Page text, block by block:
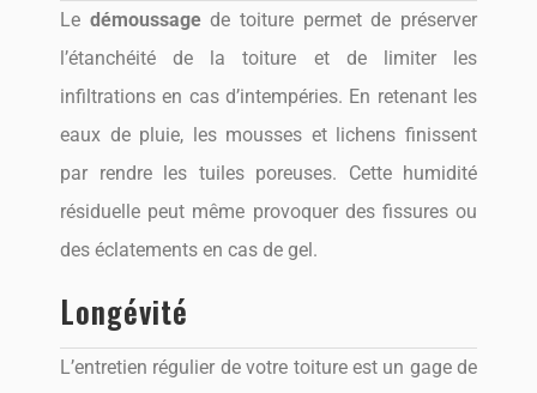
Le démoussagede toiture permet de préserver
l’étanchéité de la toiture et de limiter les
infiltrations en cas d’intempéries. En retenant les
eaux de pluie, les mousses et lichens finissent
par rendre les tuiles poreuses. Cette humidité
résiduelle peut même provoquer des fissures ou
des éclatements en cas de gel.
Longévité
L’entretien régulier de votre toiture est un gage de